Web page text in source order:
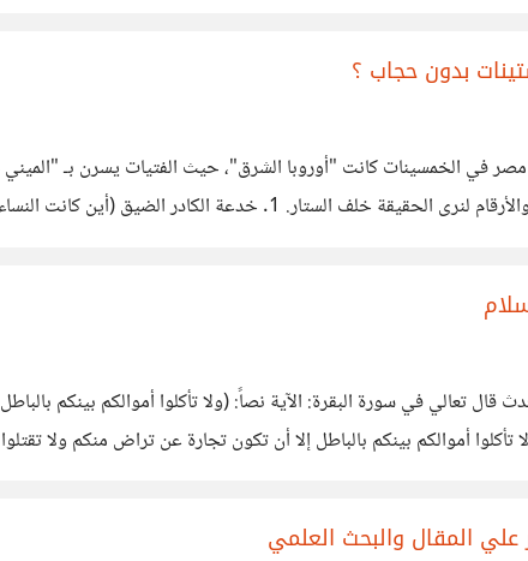
بدون حجاب ؟
مصر في الخمسينات كانت "أوروبا الشرق"، حيث الفتيات يسرن بـ
علينا. لكن، دعونا نترك العواطف جانبًا ونستخدم "المنطق" والأرقام
في سورة البقرة: الآية نصاً: (ولا تأكلوا أموالكم بينكم بالباطل
المقال والبحث العلمي